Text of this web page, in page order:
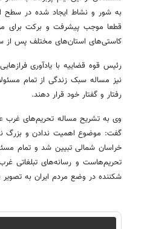
به شور و نشاط ایجاد شده در سطح
قطعا موجب پیشرفت و برکت برای
کاستی‌های استان‌های مختلف پس از
رئیس قوه قضاییه با یادآوری
نیز مساله سبک زندگی از تمام
رفتار و گفتار خود قرار دهند.
وی به تشریح مساله تحریم‌های غرب
گفت: موضوع اهمیت ندادن و بزرگ
خراسان شمالی تبیین شد و تمام
تحریم‌هاست و رسانه‌‌های تبلغاتی
شکننده در وضع مردم ایران به تصویر